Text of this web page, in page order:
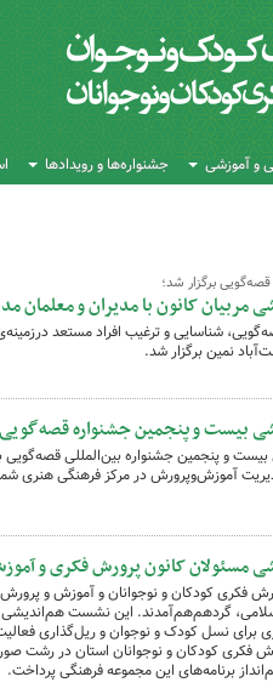
و آموزشی جشنواره‌ها و رویدادها
برگزار شد؛
کانون با مدیران و معلمان
شناسایی و ترغیب افراد مستعد
نمین برگزار شد.
بیست و پنجمین جشنواره قصه‌گویی
و پنجمین جشنواره بین‌المللی قصه‌گویی با
آموزش‌وپرورش در مرکز فرهنگی هنری
مسئولان کانون پرورش فکری و
فکری کودکان و نوجوانان و آموزش و
برای نسل کودک و نوجوان و ریل‌گذاری
فکری کودکان و نوجوانان استان در رشت
برنامه‌های این مجموعه فرهنگی پرداخت.